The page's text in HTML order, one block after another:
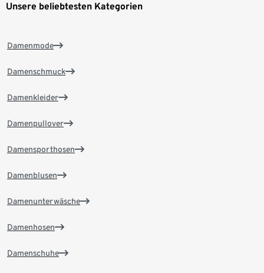
Unsere beliebtesten Kategorien
Damenmode
Damenschmuck
Damenkleider
Damenpullover
Damensporthosen
Damenblusen
Damenunterwäsche
Damenhosen
Damenschuhe